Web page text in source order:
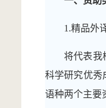
1.精品外
将代表我
科学研究优秀
语种两个主要